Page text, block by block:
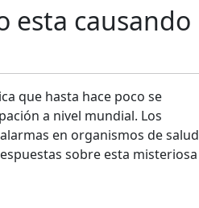
esta causando
que hasta hace poco se
a nivel mundial. Los
en organismos de salud
sobre esta misteriosa